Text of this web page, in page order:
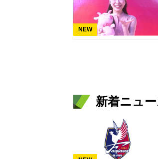
NEW
新着ニュ